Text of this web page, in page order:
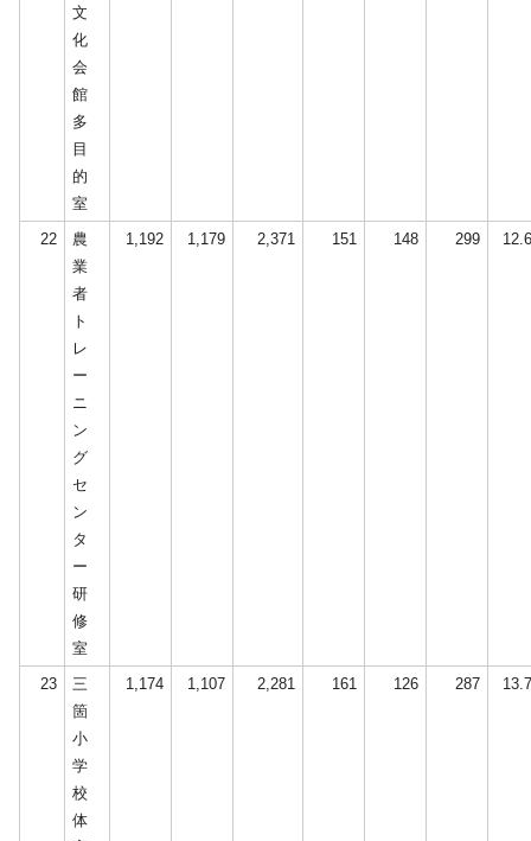
文
化
会
館
多
目
的
室
22
農
業
者
ト
レ
ー
ニ
ン
グ
セ
ン
タ
ー
研
修
室
1,192 1,179 2,371 151 148 299
23
三
箇
小
学
校
体
1,174 1,107 2,281 161 126 287